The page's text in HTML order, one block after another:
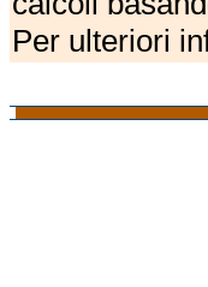
Per ulteriori